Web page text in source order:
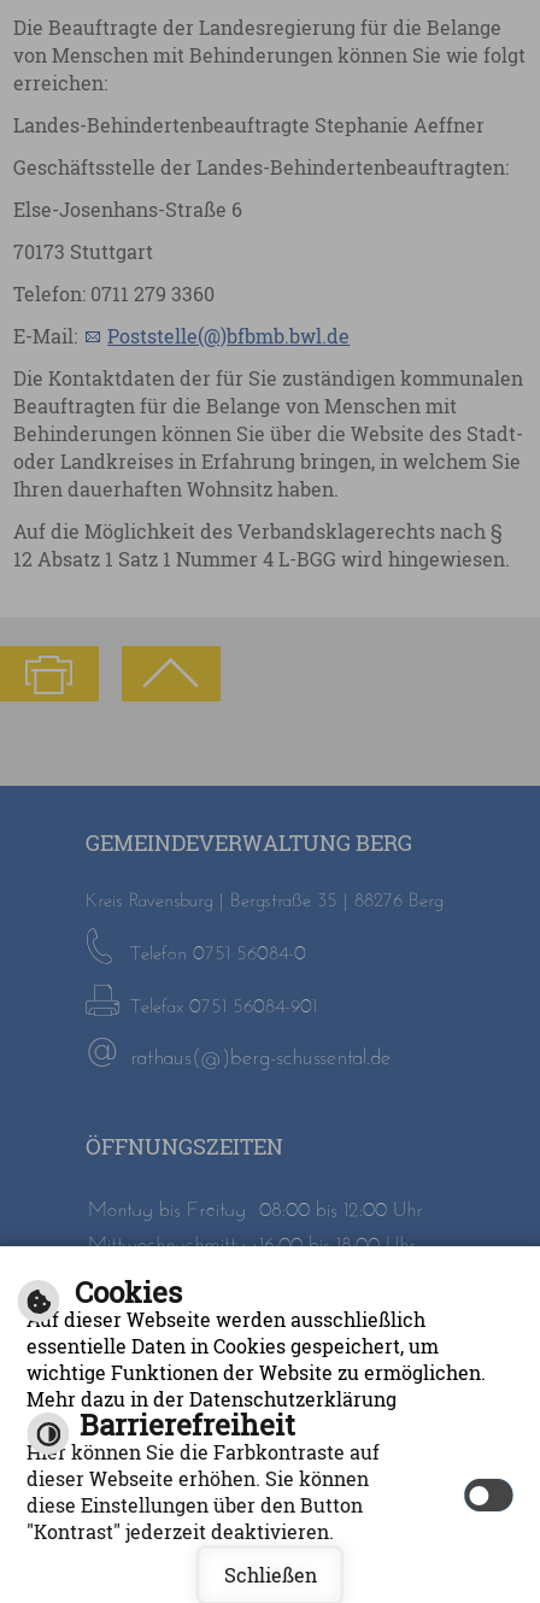
Die Beauftragte der Landesregierung für die Belange
von Menschen mit Behinderungen können Sie wie folgt
erreichen:
Landes-Behindertenbeauftragte Stephanie Aeffner
Geschäftsstelle der Landes-Behindertenbeauftragten:
Else-Josenhans-Straße 6
70173 Stuttgart
Telefon: 0711 279 3360
E-Mail:
Poststelle(@)bfbmb.bwl.de
Die Kontaktdaten der für Sie zuständigen kommunalen
Beauftragten für die Belange von Menschen mit
Behinderungen können Sie über die Website des Stadt-
oder Landkreises in Erfahrung bringen, in welchem Sie
Ihren dauerhaften Wohnsitz haben.
Auf die Möglichkeit des Verbandsklagerechts nach §
12 Absatz 1 Satz 1 Nummer 4 L-BGG wird hingewiesen.
GEMEINDEVERWALTUNG BERG
Kreis Ravensburg | Bergstraße 35 | 88276 Berg
Telefon 0751 56084-0
Telefax 0751 56084-901
rathaus(@)berg-schussental.de
ÖFFNUNGSZEITEN
Montag bis Freitag 08:00 bis 12:00 Uhr
Mittwochnachmittag16:00 bis 18:00 Uhr
Inhalt
Impressum
Datenschutzerklärung
Barrierefreiheit
© cm city media GmbH
Cookies
Auf dieser Webseite werden ausschließlich
essentielle Daten in Cookies gespeichert, um
wichtige Funktionen der Website zu ermöglichen.
Mehr dazu in der Datenschutzerklärung
Barrierefreiheit
Hier können Sie die Farbkontraste auf
dieser Webseite erhöhen. Sie können
diese Einstellungen über den Button
"Kontrast" jederzeit deaktivieren.
Schließen